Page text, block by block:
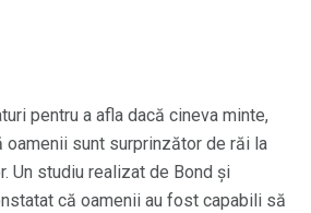
pentru a afla dacă cineva minte,
oamenii sunt surprinzător de răi la
Un studiu realizat de Bond și
că oamenii au fost capabili să